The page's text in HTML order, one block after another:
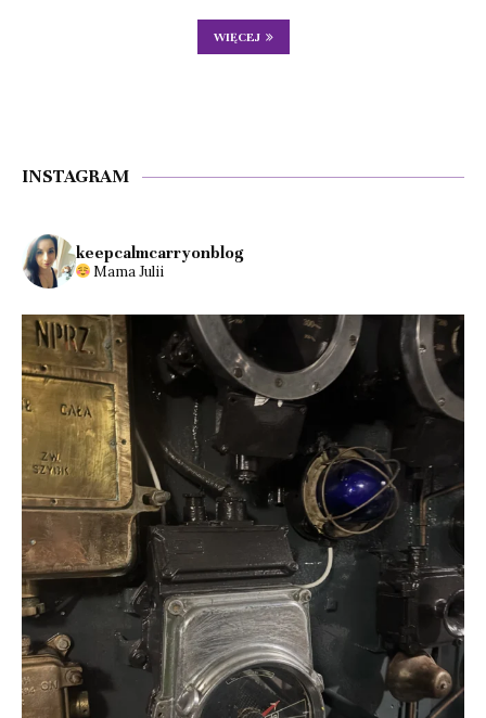
WIĘCEJ
INSTAGRAM
keepcalmcarryonblog
Mama Julii